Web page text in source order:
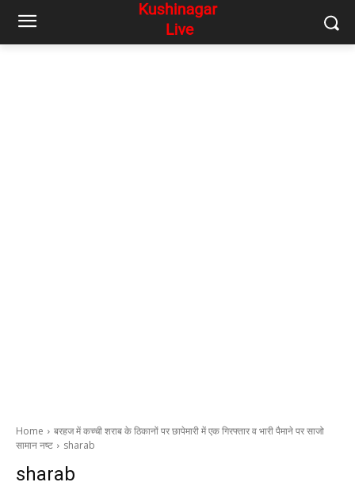
Home
बरहज में कच्ची शराब के ठिकानों पर छापेमारी में एक गिरफ्तार व भारी पैमाने पर साजो
सामान नष्ट
sharab
sharab